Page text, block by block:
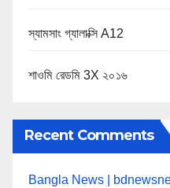
স্যামসাং গ্যালাক্সি A12
শাওমি রেডমি 3X ২০১৬
Recent Comments
Bangla News |